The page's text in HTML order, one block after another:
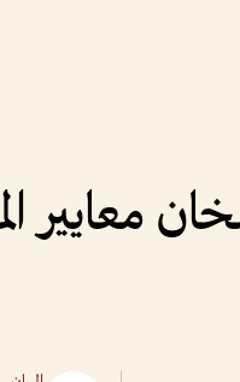
معايير